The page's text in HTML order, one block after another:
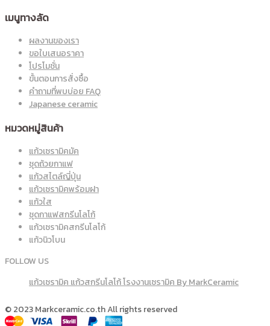
เมนูทางลัด
ผลงานของเรา
ขอใบเสนอราคา
โปรโมชั่น
ขั้นตอนการสั่งซื้อ
คำถามที่พบบ่อย FAQ
Japanese ceramic
หมวดหมู่สินค้า
แก้วเซรามิคมัค
ชุดถ้วยกาแฟ
แก้วสไตล์ญี่ปุ่น
แก้วเซรามิคพร้อมฝา
แก้วใส
ชุดกาแฟสกรีนโลโก้
แก้วเซรามิคสกรีนโลโก้
แก้วนิวโบน
FOLLOW US
แก้วเซรามิค แก้วสกรีนโลโก้ โรงงานเซรามิค By MarkCeramic
© 2023 Markceramic.co.th All rights reserved